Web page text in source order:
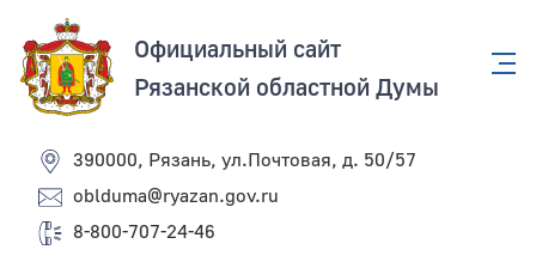
Официальный сайт
Рязанской областной Думы
390000, Рязань, ул.Почтовая, д. 50/57
oblduma@ryazan.gov.ru
8-800-707-24-46